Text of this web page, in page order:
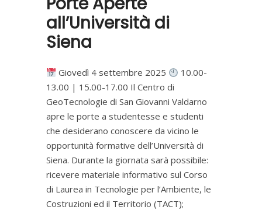
all’Università di
Siena
Giovedì 4 settembre 2025
10.00-
13.00 | 15.00-17.00 Il Centro di
GeoTecnologie di San Giovanni Valdarno
apre le porte a studentesse e studenti
che desiderano conoscere da vicino le
opportunità formative dell’Università di
Siena. Durante la giornata sarà possibile:
ricevere materiale informativo sul Corso
di Laurea in Tecnologie per l’Ambiente, le
Costruzioni ed il Territorio (TACT);